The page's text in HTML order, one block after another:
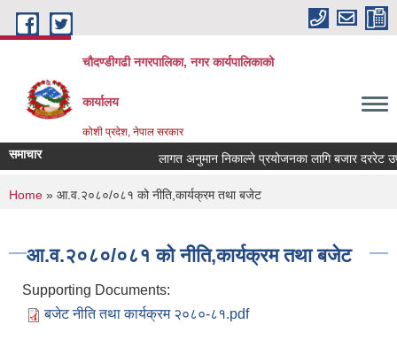
Skip to main content
चौदण्डीगढी नगरपालिका, नगर कार्यपालिकाको
कार्यालय
कोशी प्रदेश, नेपाल सरकार
समाचार लागत अनुमान निकाल्ने प्रयोजनका लागि बजार दररेट
खोपकर्ता (भ्याक्सिनेटर) आवश्यकता सम्वन्धी सूचना।
You are here
Home » आ.व.२०८०/०८१ को नीति,कार्यक्रम तथा बजेट
आ.व.२०८०/०८१ को नीति,कार्यक्रम तथा बजेट
Supporting Documents:
बजेट नीति तथा कार्यक्रम २०८०-८१.pdf